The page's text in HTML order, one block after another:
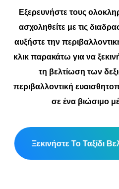
Εξερευνήστε τους
ασχοληθείτε με τις
αυξήστε την
κλικ παρακάτω για να
τη βελτίωση των
περιβαλλοντική
σε ένα βιώσιμο
Ξεκινήστε Το Ταξίδι